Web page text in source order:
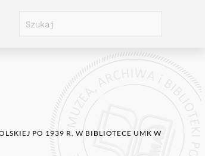
PO 1939 R. W BIBLIOTECE UMK W